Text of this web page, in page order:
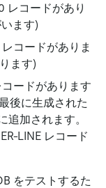
レコードがあり
ます)
コードがありま
ます)
ードがあります
後に生成された
追加されます。
LINE レコード
をテストするた